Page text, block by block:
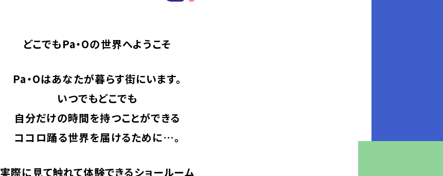
どこでもPa・Oの世界へようこそ
Pa・Oはあなたが暮らす街にいます。
いつでもどこでも
自分だけの時間を持つことができる
ココロ踊る世界を届けるために…。
実際に見て触れて体験できるショールーム